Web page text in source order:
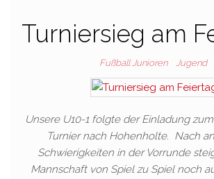
Turniersieg am
Fußball Junioren Jugend
Unsere U10-1 folgte der Einladung
Turnier nach Hohenholte. Nach
Schwierigkeiten in der Vorrunde
Mannschaft von Spiel zu Spiel noch